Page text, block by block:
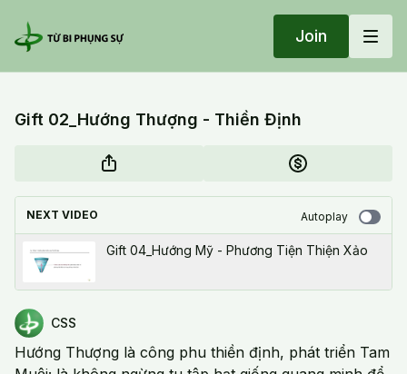
Join
Gift 02_Hướng Thượng - Thiền Định
NEXT VIDEO Autoplay
Gift 04_Hướng Mỹ - Phương Tiện Thiện Xảo
CSS
Hướng Thượng là công phu thiền định, phát triển Tam